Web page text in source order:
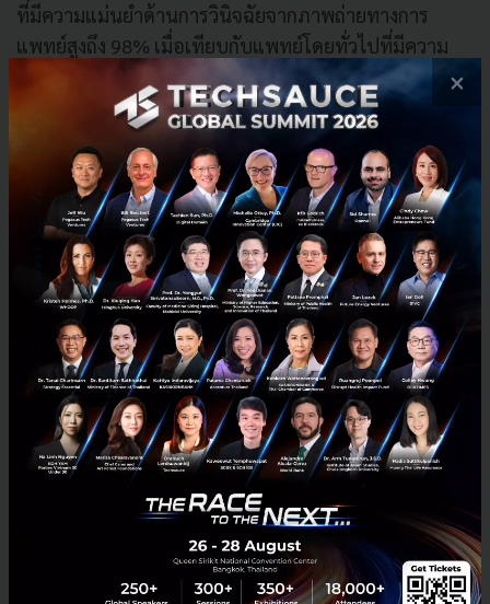
ที่มีความแม่นยำด้านการวินิจฉัยจากภาพถ่ายทางการ
แพทย์สูงถึง 98% เมื่อเทียบกับแพทย์โดยทั่วไปที่มีความ
แม่นยำในการวินิจฉัยประมาณ 70-80%
เราไม่สามารถมีการเติบโตที่ไม่มีที่สิ้น
สุดในโลกที่มีทรัพยากรจำกัดได้ และยิ่ง
เรามีระบบอัตโนมัติมากเท่าไหร่ เราก็ยิ่ง
เข้าใกล้จุดของการเติบโตที่ไม่มีที่สิ้นสุด
มากขึ้นเท่านั้น
มองว่า การใช้ AI และควอนตัม ควรเน้นไปที่
×